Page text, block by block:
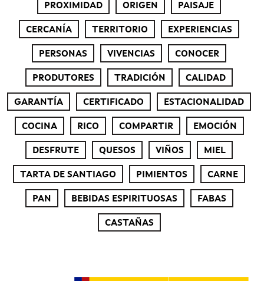
PROXIMIDAD ORIGEN PAISAJE
CERCANÍA TERRITORIO EXPERIENCIAS
PERSONAS VIVENCIAS CONOCER
PRODUTORES TRADICIÓN CALIDAD
GARANTÍA CERTIFICADO ESTACIONALIDAD
COCINA RICO COMPARTIR EMOCIÓN
DESFRUTE QUESOS VIÑOS MIEL
TARTA DE SANTIAGO PIMIENTOS CARNE
PAN BEBIDAS ESPIRITUOSAS FABAS
CASTAÑAS